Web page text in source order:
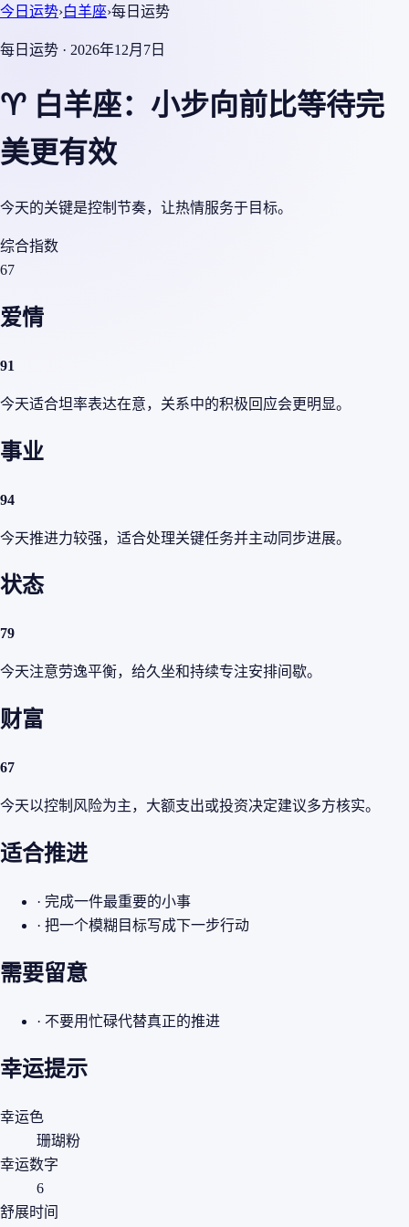
今日运势›白羊座›每日运势
每日运势 · 2026年12月7日
♈ 白羊座：小步向前比等待完
美更有效
今天的关键是控制节奏，让热情服务于目标。
综合指数
67
爱情
91
今天适合坦率表达在意，关系中的积极回应会更明显。
事业
94
今天推进力较强，适合处理关键任务并主动同步进展。
状态
79
今天注意劳逸平衡，给久坐和持续专注安排间歇。
财富
67
今天以控制风险为主，大额支出或投资决定建议多方核实。
适合推进
· 完成一件最重要的小事
· 把一个模糊目标写成下一步行动
需要留意
· 不要用忙碌代替真正的推进
幸运提示
幸运色
珊瑚粉
幸运数字
6
舒展时间